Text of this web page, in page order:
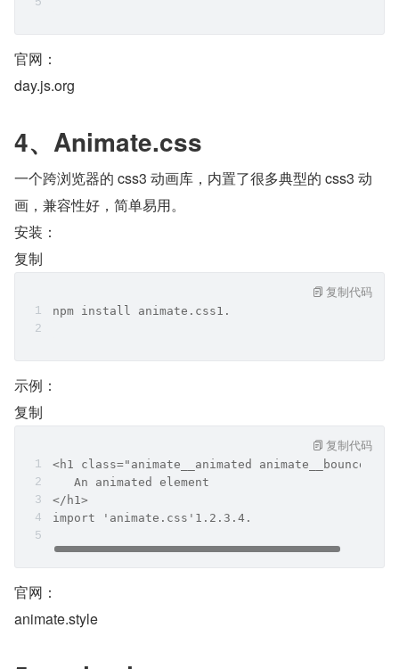
官网：
day.js.org
4、Animate.css
一个跨浏览器的 css3 动画库，内置了很多典型的 css3 动
画，兼容性好，简单易用。
安装：
复制
npm install animate.css1.
复制代码
示例：
复制
<h1 class="animate__animated animate__bounce">
An animated element
</h1>
import 'animate.css'1.2.3.4.
复制代码
官网：
animate.style